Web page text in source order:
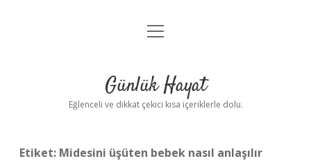
Anasayfa
Yasal Uyarı
menüyü
Günlük Hayat
Eğlenceli ve dikkat çekici kısa içeriklerle dolu.
Etiket: Midesini üşüten bebek nasıl anlaşılır